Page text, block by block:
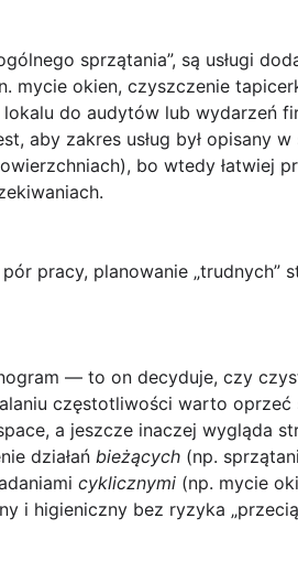
sprzątania”, są usługi
okien, czyszczenie
do audytów lub wydarzeń
aby zakres usług był opisany w
bo wtedy łatwiej
pracy, planowanie „trudnych”
— to on decyduje, czy
częstotliwości warto oprzeć
a jeszcze inaczej wygląda
działań bieżących (np.
cyklicznymi (np. mycie
i higieniczny bez ryzyka